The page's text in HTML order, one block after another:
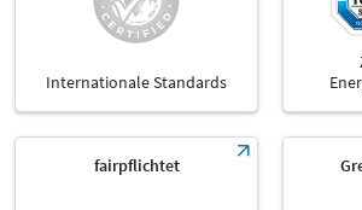
Internationale Standards
fairpflichtet